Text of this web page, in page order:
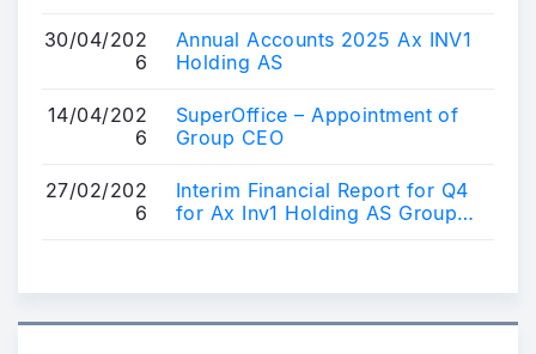
30/04/202
6
Annual Accounts 2025 Ax INV1
Holding AS
14/04/202
6
SuperOffice – Appointment of
Group CEO
27/02/202
6
Interim Financial Report for Q4
for Ax Inv1 Holding AS Group